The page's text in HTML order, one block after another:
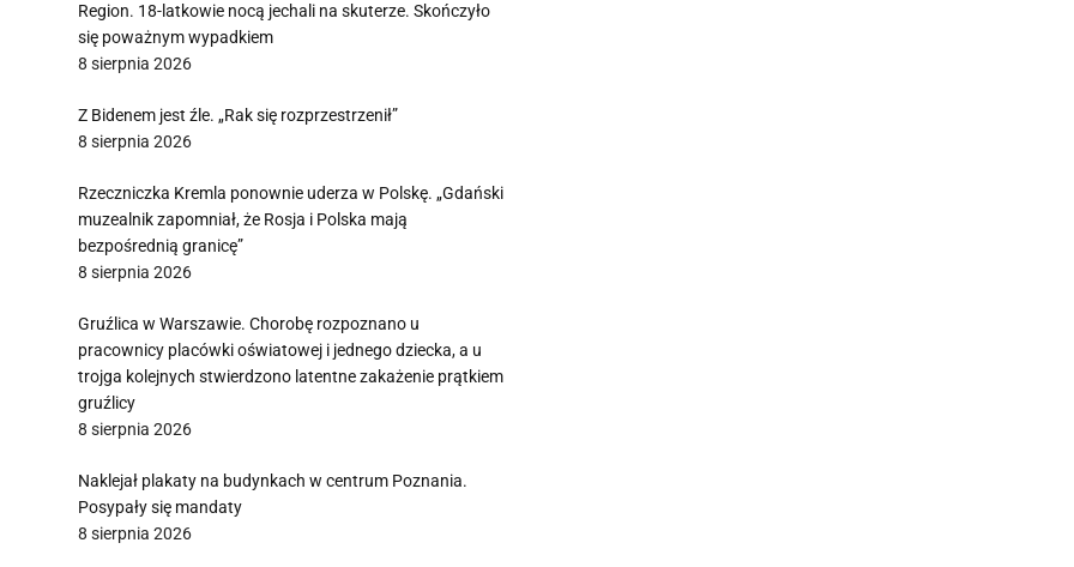
Region. 18-latkowie nocą jechali na skuterze. Skończyło
się poważnym wypadkiem
8 sierpnia 2026
Z Bidenem jest źle. „Rak się rozprzestrzenił”
8 sierpnia 2026
Rzeczniczka Kremla ponownie uderza w Polskę. „Gdański
muzealnik zapomniał, że Rosja i Polska mają
bezpośrednią granicę”
8 sierpnia 2026
Gruźlica w Warszawie. Chorobę rozpoznano u
pracownicy placówki oświatowej i jednego dziecka, a u
trojga kolejnych stwierdzono latentne zakażenie prątkiem
gruźlicy
8 sierpnia 2026
Naklejał plakaty na budynkach w centrum Poznania.
Posypały się mandaty
8 sierpnia 2026